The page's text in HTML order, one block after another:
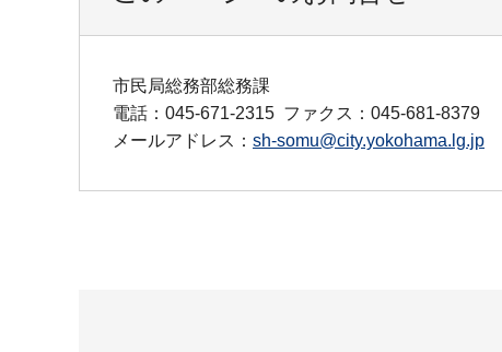
市民局総務部総務課
電話：045-671-2315 ファクス：045-681-8379
メールアドレス： sh-somu@city.yokohama.lg.jp